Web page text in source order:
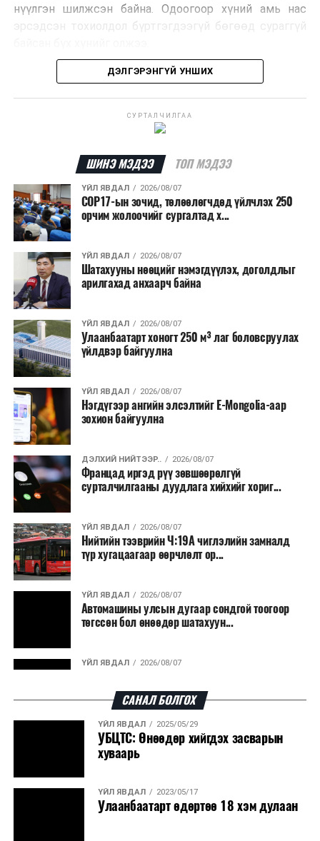
нүүлгэн шилжсэн байна. Одоогоор хүний амь нас
эрсэдсэн тохиолдол бүртгэгдээгүй бөгөөд сураггүй
Албаныхны мэдээлснээр түймрийн нэг голомтыг
шатаасан гэх үндэслэлээр эрүүгийн хэрэг үүсгэн
шалтгааныг үргэлжлүүлэн тогтоож байгаа бөгөөд
аянгын улмаас үүсээгүй гэж үзэж байгаа аж.
Одоогоор АНУ даяар 13 мужид 90 гаруй томоохон ой,
хээрийн түймэр идэвхтэй үргэлжилж байгаагийн
талаас илүү нь Орегон болон Вашингтон мужид
бүртгэгдсэн байна. Цаг уурын байгууллагууд ойрын
өдрүүдэд агаарын температур дахин огцом
нэмэгдэж, хуурайшилт эрчимжих төлөвтэй байгааг
анхааруулсан бөгөөд энэ нь гал унтраах ажиллагаанд
шинэ сорилт учруулж болзошгүйг онцолжээ.
ДЭЛГЭРЭНГҮЙ УНШИХ
СУРТАЛЧИЛГАА
ШИНЭ МЭДЭЭ ТОП МЭДЭЭ
ҮЙЛ ЯВДАЛ 2026/08/07
COP17-ын зочид, төлөөлөгчдөд үйлчлэх 250
орчим жолоочийг сургалтад х...
ҮЙЛ ЯВДАЛ 2026/08/07
Шатахууны нөөцийг нэмэгдүүлэх, доголдлыг
арилгахад анхаарч байна
ҮЙЛ ЯВДАЛ 2026/08/07
Улаанбаатарт хоногт 250 м³ лаг боловсруулах
үйлдвэр байгуулна
ҮЙЛ ЯВДАЛ 2026/08/07
Нэгдүгээр ангийн элсэлтийг E-Mongolia-аар
зохион байгуулна
ДЭЛХИЙ НИЙТЭЭР.. 2026/08/07
Францад иргэд рүү зөвшөөрөлгүй
сурталчилгааны дуудлага хийхийг хориг...
ҮЙЛ ЯВДАЛ 2026/08/07
Нийтийн тээврийн Ч:19А чиглэлийн замналд
түр хугацаагаар өөрчлөлт ор...
ҮЙЛ ЯВДАЛ 2026/08/07
Автомашины улсын дугаар сондгой тоогоор
төгссөн бол өнөөдөр шатахуун...
ҮЙЛ ЯВДАЛ 2026/08/07
ДЭЛХИЙ НИЙТЭЭР..
“Уралдронзавод” компанийн ерөнхий
захирлын автомашиныг дэлбэлжээ...
ҮЙЛ ЯВДАЛ
Сүхбаатар боомтоор тав хоногт 10 мянга гаруй
САНАЛ БОЛГОХ
ҮЙЛ ЯВДАЛ 2025/05/29
УБЦТС: Өнөөдөр хийгдэх засварын
хуваарь
ҮЙЛ ЯВДАЛ 2023/05/17
Улаанбаатарт өдөртөө 18 хэм дулаан